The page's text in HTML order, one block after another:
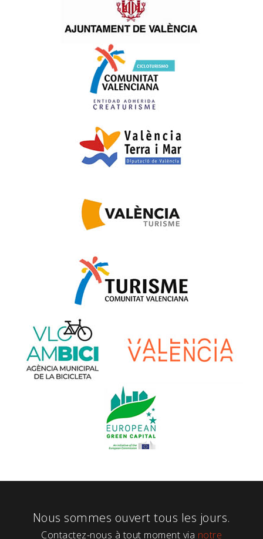
Nous sommes ouvert tous les jours.
Contactez-nous à tout moment via notre